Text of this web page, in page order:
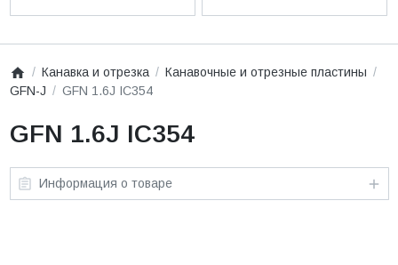
Канавка и отрезка
Канавочные и отрезные пластины
GFN-J
GFN 1.6J IC354
GFN 1.6J IC354
Информация о товаре